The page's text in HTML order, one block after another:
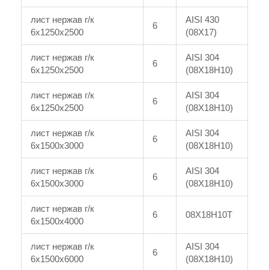
лист нержав г/к
6x1250x2500
6
AISI 430
(08Х17)
лист нержав г/к
6x1250x2500
6
AISI 304
(08Х18Н10)
лист нержав г/к
6x1250x2500
6
AISI 304
(08Х18Н10)
лист нержав г/к
6x1500x3000
6
AISI 304
(08Х18Н10)
лист нержав г/к
6x1500x3000
6
AISI 304
(08Х18Н10)
лист нержав г/к
6x1500x4000
6 08Х18Н10Т
лист нержав г/к
6x1500x6000
6
AISI 304
(08Х18Н10)